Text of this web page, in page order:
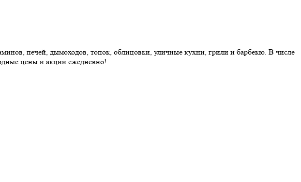
печей, дымоходов, топок, облицовки, уличные кухни, грили и барбекю. В числе
цены и акции ежедневно!